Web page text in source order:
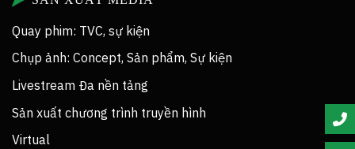
Quay phim: TVC, sự kiện
Chụp ảnh: Concept, Sản phẩm, Sự kiện
Livestream Đa nền tảng
Sản xuất chương trình truyền hình
Virtual